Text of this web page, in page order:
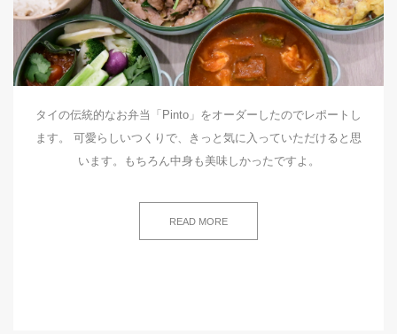
タイの伝統的なお弁当「Pinto」をオーダーしたのでレポートし
ます。 可愛らしいつくりで、きっと気に入っていただけると思
います。もちろん中身も美味しかったですよ。
READ MORE